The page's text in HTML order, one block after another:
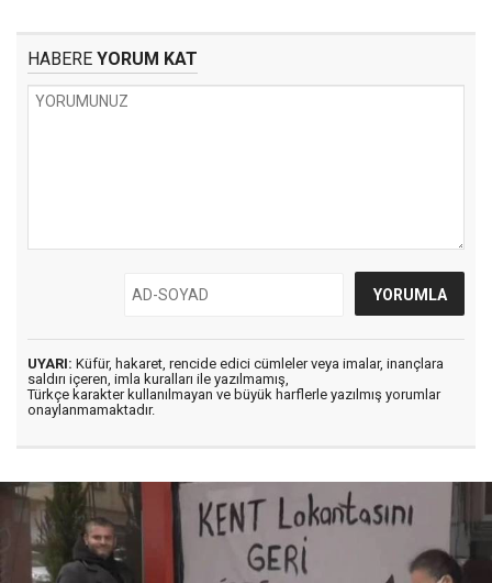
HABERE YORUM KAT
UYARI: Küfür, hakaret, rencide edici cümleler veya imalar, inançlara
saldırı içeren, imla kuralları ile yazılmamış,
Türkçe karakter kullanılmayan ve büyük harflerle yazılmış yorumlar
onaylanmamaktadır.